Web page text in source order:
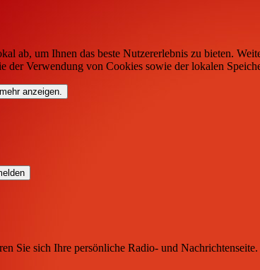
ab, um Ihnen das beste Nutzererlebnis zu bieten.
Verwendung von Cookies sowie der lokalen
anzeigen.
Sie sich Ihre persönliche Radio- und Nachrichtenseite.